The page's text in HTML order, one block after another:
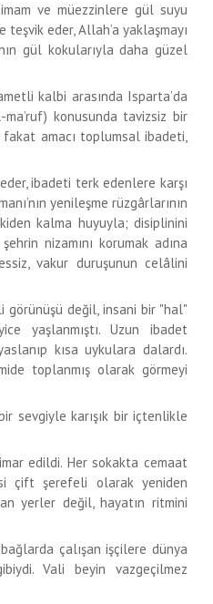
ve müezzinlere gül suyu
eder, Allah’a yaklaşmayı
gül kokularıyla daha güzel
kalbi arasında Isparta’da
konusunda tavizsiz bir
fakat amacı toplumsal ibadeti,
ibadeti terk edenlere karşı
yenileşme rüzgârlarının
kalma huyuyla; disiplinini
nizamını korumak adına
vakur duruşunun celâlini
görünüşü değil, insani bir "hal"
yaşlanmıştı. Uzun ibadet
kısa uykulara dalardı.
toplanmış olarak görmeyi
sevgiyle karışık bir içtenlikle
edildi. Her sokakta cemaat
çift şerefeli olarak yeniden
yerler değil, hayatın ritmini
çalışan işçilere dünya
Vali beyin vazgeçilmez